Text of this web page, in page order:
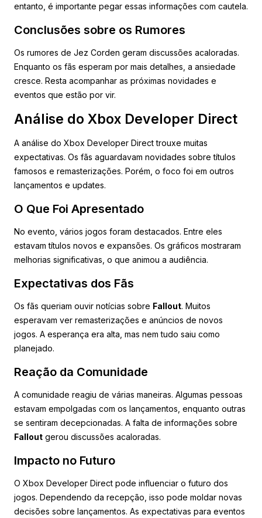
entanto, é importante pegar essas informações com cautela.
Conclusões sobre os Rumores
Os rumores de Jez Corden geram discussões acaloradas.
Enquanto os fãs esperam por mais detalhes, a ansiedade
cresce. Resta acompanhar as próximas novidades e
eventos que estão por vir.
Análise do Xbox Developer Direct
A análise do Xbox Developer Direct trouxe muitas
expectativas. Os fãs aguardavam novidades sobre títulos
famosos e remasterizações. Porém, o foco foi em outros
lançamentos e updates.
O Que Foi Apresentado
No evento, vários jogos foram destacados. Entre eles
estavam títulos novos e expansões. Os gráficos mostraram
melhorias significativas, o que animou a audiência.
Expectativas dos Fãs
Os fãs queriam ouvir notícias sobre Fallout. Muitos
esperavam ver remasterizações e anúncios de novos
jogos. A esperança era alta, mas nem tudo saiu como
planejado.
Reação da Comunidade
A comunidade reagiu de várias maneiras. Algumas pessoas
estavam empolgadas com os lançamentos, enquanto outras
se sentiram decepcionadas. A falta de informações sobre
Fallout gerou discussões acaloradas.
Impacto no Futuro
O Xbox Developer Direct pode influenciar o futuro dos
jogos. Dependendo da recepção, isso pode moldar novas
decisões sobre lançamentos. As expectativas para eventos